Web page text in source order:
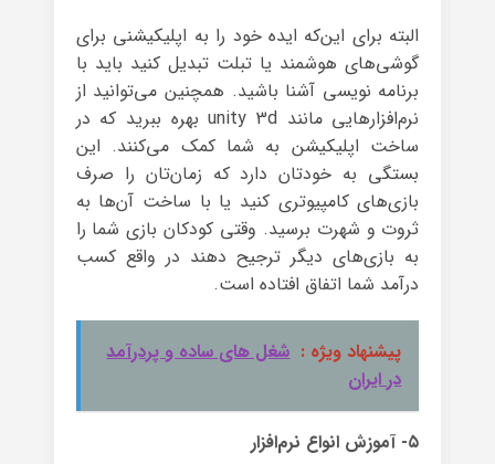
البته برای این‌که ایده‌ خود را به اپلیکیشنی برای
گوشی‌های هوشمند یا تبلت تبدیل کنید باید با
برنامه نویسی آشنا باشید. همچنین می‌توانید از
نرم‌افزارهایی مانند unity 3d بهره ببرید که در
ساخت اپلیکیشن به شما کمک می‌کنند. این
بستگی به خودتان دارد که زمان‌تان را صرف
بازی‌های کامپیوتری کنید یا با ساخت آن‌ها به
ثروت و شهرت برسید. وقتی کودکان بازی شما را
به بازی‌های دیگر ترجیح دهند در واقع کسب
درآمد شما اتفاق افتاده است.
پیشنهاد ویژه : شغل های ساده و پردرآمد
در ایران
۵- آموزش انواع نرم‌افزار